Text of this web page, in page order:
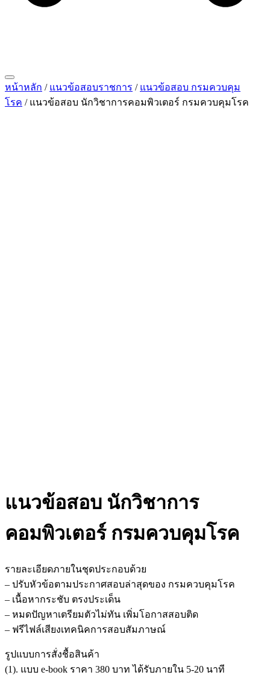
หน้าหลัก / แนวข้อสอบราชการ / แนวข้อสอบ กรมควบคุม
โรค / แนวข้อสอบ นักวิชาการคอมพิวเตอร์ กรมควบคุมโรค
แนวข้อสอบ นักวิชาการ
คอมพิวเตอร์ กรมควบคุมโรค
รายละเอียดภายในชุดประกอบด้วย
– ปรับหัวข้อตามประกาศสอบล่าสุดของ กรมควบคุมโรค
– เนื้อหากระชับ ตรงประเด็น
– หมดปัญหาเตรียมตัวไม่ทัน เพิ่มโอกาสสอบติด
– ฟรีไฟล์เสียงเทคนิคการสอบสัมภาษณ์
รูปแบบการสั่งชื้อสินค้า
(1). แบบ e-book ราคา 380 บาท ได้รับภายใน 5-20 นาที